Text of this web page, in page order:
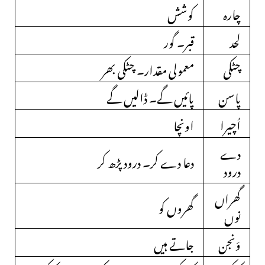
چارہ
کوشش
لحد
قبر۔ گور
چٹکی
معمولی مقدار۔ چٹکی بھر
پاسن
پائیں گے۔ ڈالیں گے
اُچیرا
اونچا
دے
درود
دعا دے کر۔ درود پڑھ کر
گھراں
نوں
گھروں کو
وَنجن
جاتے ہیں